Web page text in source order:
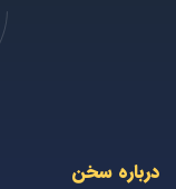
درباره سخن